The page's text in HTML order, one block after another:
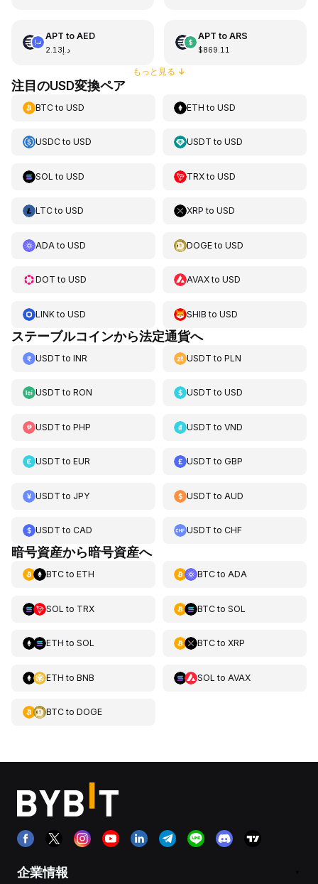
APT to AED
د.إ2.13
APT to ARS
$869.11
もっと見る ↓
注目のUSD変換ペア
BTCto USD ETH toUSD
USDCto USD USDT toUSD
SOL to USD TRXtoUSD
LTCto USD XRP toUSD
ADA to USD DOGEtoUSD
DOT to USD AVAXtoUSD
LINKto USD SHIB toUSD
ステーブルコインから法定通貨へ
USDT to INR USDT toPLN
USDT to RON USDT toUSD
USDT to PHP USDT toVND
USDT to EUR USDT toGBP
USDT to JPY USDT to AUD
USDT to CAD USDT toCHF
暗号資産から暗号資産へ
BTCto ETH BTCto ADA
SOL to TRX BTCto SOL
ETH to SOL BTCto XRP
ETH to BNB SOL to AVAX
BTCto DOGE
企業情報